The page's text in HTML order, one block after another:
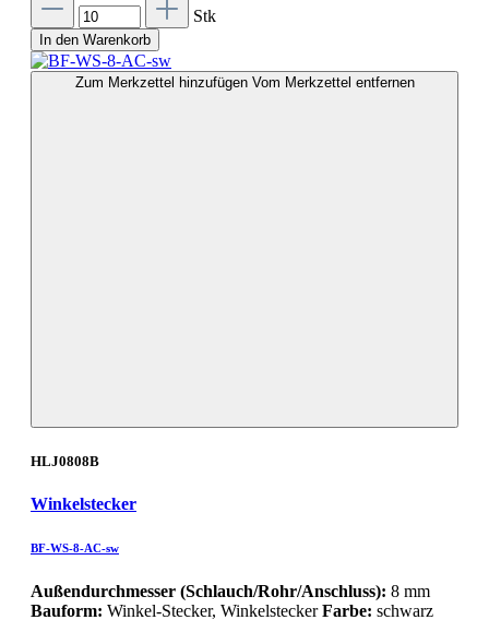
Stk
In den Warenkorb
Zum Merkzettel hinzufügen Vom Merkzettel entfernen
HLJ0808B
Winkelstecker
BF-WS-8-AC-sw
Außendurchmesser (Schlauch/Rohr/Anschluss): 8 mm
Bauform: Winkel-Stecker, WinkelsteckerFarbe: schwarz